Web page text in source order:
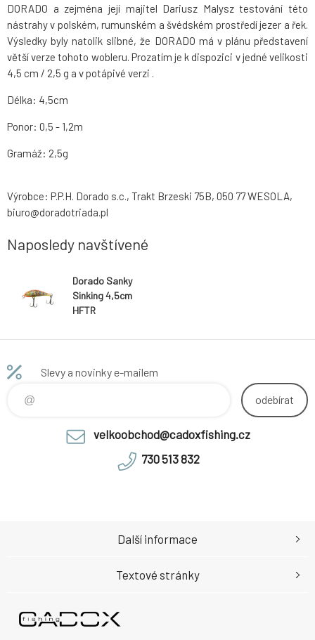
DORADO a zejména její majitel Dariusz Malysz testování této
nástrahy v polském, rumunském a švédském prostředí jezer a řek.
Výsledky byly natolik slibné, že DORADO má v plánu představení
větší verze tohoto wobleru. Prozatím je k dispozici v jedné velikosti
4,5 cm / 2,5 g a v potápivé verzi .
Délka: 4,5cm
Ponor: 0,5 - 1,2m
Gramáž: 2,5g
Výrobce: P.P.H. Dorado s.c., Trakt Brzeski 75B, 050 77 WESOLA,
biuro@doradotriada.pl
Naposledy navštívené
Dorado Sanky
Sinking 4,5cm
HFTR
Slevy a novinky e-mailem
odebírat
velkoobchod@cadoxfishing.cz
730 513 832
Další informace
Textové stránky